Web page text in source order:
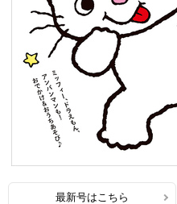
最新号はこちら